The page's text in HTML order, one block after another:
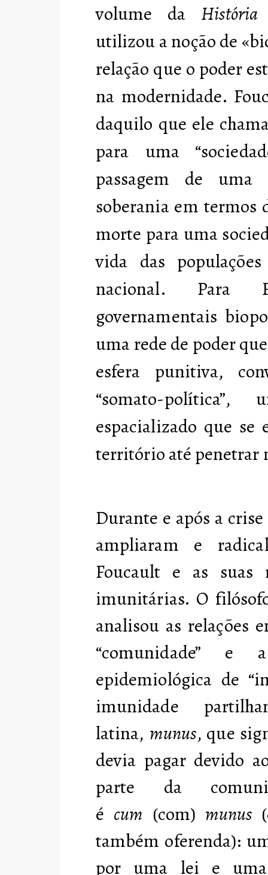
volume da História
utilizou a noção de
relação que o poder
na modernidade.
daquilo que ele
para uma
passagem de
soberania em termos
morte para uma
vida das
nacional. Para
governamentais
uma rede de poder
esfera punitiva,
“somato-
espacializado que se
território até penetrar
Durante e após a
ampliaram e
Foucault e as suas
imunitárias. O
analisou as relações
“comunidade”
epidemiológica de
imunidade
latina, munus, que
devia pagar devido
parte da
é cum (com) munus
também oferenda):
por uma lei e uma